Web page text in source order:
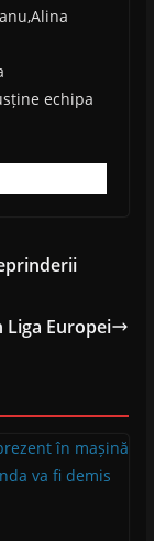
echipa
Liga Europei